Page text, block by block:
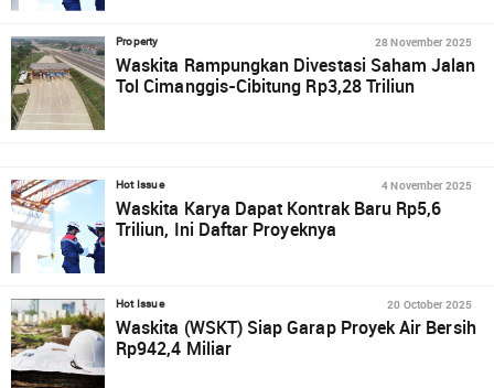
Property 28 November 2025
Waskita Rampungkan Divestasi Saham Jalan
Tol Cimanggis-Cibitung Rp3,28 Triliun
Hot Issue 4 November 2025
Waskita Karya Dapat Kontrak Baru Rp5,6
Triliun, Ini Daftar Proyeknya
Hot Issue 20 October 2025
Waskita (WSKT) Siap Garap Proyek Air Bersih
Rp942,4 Miliar